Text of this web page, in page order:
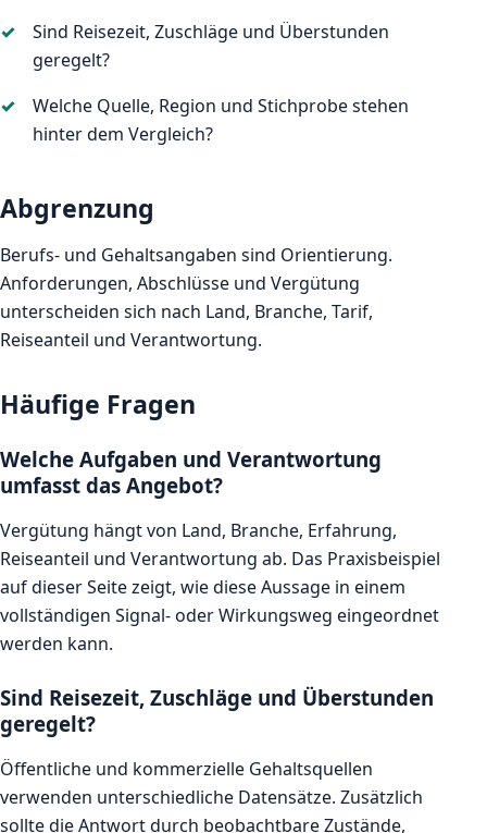
Sind Reisezeit, Zuschläge und Überstunden
geregelt?
Welche Quelle, Region und Stichprobe stehen
hinter dem Vergleich?
Abgrenzung
Berufs- und Gehaltsangaben sind Orientierung.
Anforderungen, Abschlüsse und Vergütung
unterscheiden sich nach Land, Branche, Tarif,
Reiseanteil und Verantwortung.
Häufige Fragen
Welche Aufgaben und Verantwortung
umfasst das Angebot?
Vergütung hängt von Land, Branche, Erfahrung,
Reiseanteil und Verantwortung ab. Das Praxisbeispiel
auf dieser Seite zeigt, wie diese Aussage in einem
vollständigen Signal- oder Wirkungsweg eingeordnet
werden kann.
Sind Reisezeit, Zuschläge und Überstunden
geregelt?
Öffentliche und kommerzielle Gehaltsquellen
verwenden unterschiedliche Datensätze. Zusätzlich
sollte die Antwort durch beobachtbare Zustände,